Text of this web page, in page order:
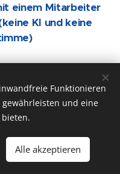
einem Mitarbeiter
KI und keine
Funktionieren
und eine
Alle akzeptieren